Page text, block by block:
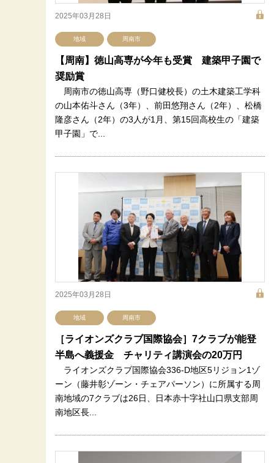
2025年03月28日
地域 周南市
【周南】徳山高専が今年も受賞 建築甲子園で
奨励賞
周南市の徳山高専（野口健校長）の土木建築工学科
の山本佑斗さん（3年）、前田悠翔さん（2年）、松橋
隆彦さん（2年）の3人が1月、第15回高校生の「建築
甲子園」で...
2025年03月28日
地域 周南市
［ライオンズクラブ国際協会］7クラブが能登
半島へ義援金 チャリティ講演会の20万円
ライオンズクラブ国際協会336-D地区5リジョン1ゾ
ーン（藤井彰ゾーン・チェアパーソン）に所属する周
南地域の7クラブは26日、日本赤十字社山口県支部周
南地区長...